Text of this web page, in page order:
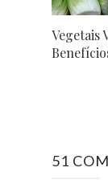
Vegetais
51